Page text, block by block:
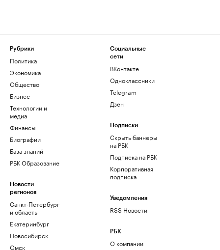
Рубрики
Политика
Экономика
Общество
Бизнес
Технологии и
медиа
Финансы
Биографии
База знаний
РБК Образование
Новости
регионов
Санкт-Петербург
и область
Екатеринбург
Новосибирск
Омск
Социальные
сети
ВКонтакте
Одноклассники
Telegram
Дзен
Подписки
Скрыть баннеры
на РБК
Подписка на РБК
Корпоративная
подписка
Уведомления
RSS Новости
РБК
О компании